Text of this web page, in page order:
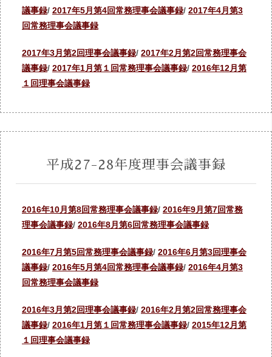
議事録/ 2017年5月第4回常務理事会議事録/ 2017年4月第3
回常務理事会議事録
2017年3月第2回理事会議事録/ 2017年2月第2回常務理事会
議事録/ 2017年1月第１回常務理事会議事録/ 2016年12月第
１回理事会議事録
平成27-28年度理事会議事録
2016年10月第8回常務理事会議事録/ 2016年9月第7回常務
理事会議事録/ 2016年8月第6回常務理事会議事録
2016年7月第5回常務理事会議事録/ 2016年6月第3回理事会
議事録/ 2016年5月第4回常務理事会議事録/ 2016年4月第3
回常務理事会議事録
2016年3月第2回理事会議事録/ 2016年2月第2回常務理事会
議事録/ 2016年1月第１回常務理事会議事録/ 2015年12月第
１回理事会議事録